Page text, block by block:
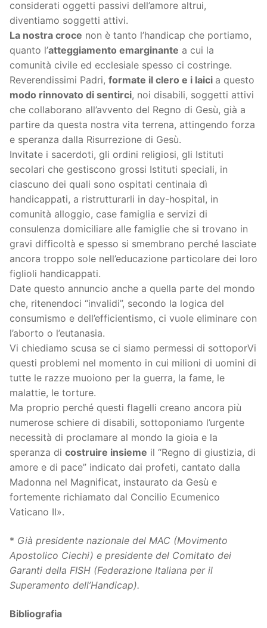
considerati oggetti passivi dell’amore altrui,
diventiamo soggetti attivi.
La nostra croce non è tanto l’handicap che portiamo,
quanto l’atteggiamento emarginante a cui la
comunità civile ed ecclesiale spesso ci costringe.
Reverendissimi Padri, formate il clero e i laici a questo
modo rinnovato di sentirci, noi disabili, soggetti attivi
che collaborano all’avvento del Regno di Gesù, già a
partire da questa nostra vita terrena, attingendo forza
e speranza dalla Risurrezione di Gesù.
Invitate i sacerdoti, gli ordini religiosi, gli Istituti
secolari che gestiscono grossi Istituti speciali, in
ciascuno dei quali sono ospitati centinaia dì
handicappati, a ristrutturarli in day-hospital, in
comunità alloggio, case famiglia e servizi di
consulenza domiciliare alle famiglie che si trovano in
gravi difficoltà e spesso si smembrano perché lasciate
ancora troppo sole nell’educazione particolare dei loro
figlioli handicappati.
Date questo annuncio anche a quella parte del mondo
che, ritenendoci “invalidi”, secondo la logica del
consumismo e dell’efficientismo, ci vuole eliminare con
l’aborto o l’eutanasia.
Vi chiediamo scusa se ci siamo permessi di sottoporVi
questi problemi nel momento in cui milioni di uomini di
tutte le razze muoiono per la guerra, la fame, le
malattie, le torture.
Ma proprio perché questi flagelli creano ancora più
numerose schiere di disabili, sottoponiamo l’urgente
necessità di proclamare al mondo la gioia e la
speranza di costruire insieme il “Regno di giustizia, di
amore e di pace” indicato dai profeti, cantato dalla
Madonna nel Magnificat, instaurato da Gesù e
fortemente richiamato dal Concilio Ecumenico
Vaticano II».
* Già presidente nazionale del MAC (Movimento
Apostolico Ciechi) e presidente del Comitato dei
Garanti della FISH (Federazione Italiana per il
Superamento dell’Handicap).
Bibliografia